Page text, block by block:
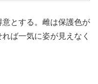
とする。雌は保護色が
ば一気に姿が見えなく